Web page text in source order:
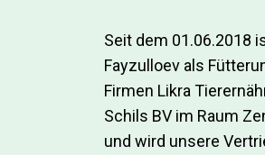
Seit dem 01.06.2018
Fayzulloev als
Firmen Likra
Schils BV im Raum
und wird unsere